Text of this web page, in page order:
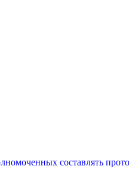
составлять